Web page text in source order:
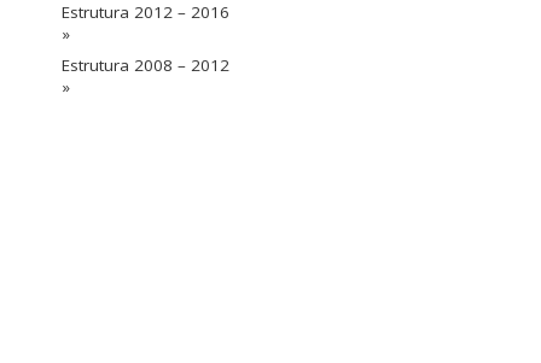
Estrutura 2012 – 2016
»
Estrutura 2008 – 2012
»